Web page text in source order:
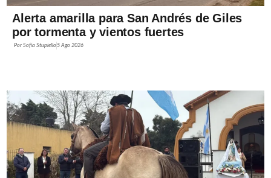
Alerta amarilla para San Andrés de Giles
por tormenta y vientos fuertes
PorSofía Stupiello5 Ago 2026